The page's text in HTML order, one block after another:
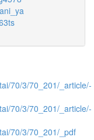
70/3/70_201/_article/-
70/3/70_201/_article/-
70/3/70_201/_pdf